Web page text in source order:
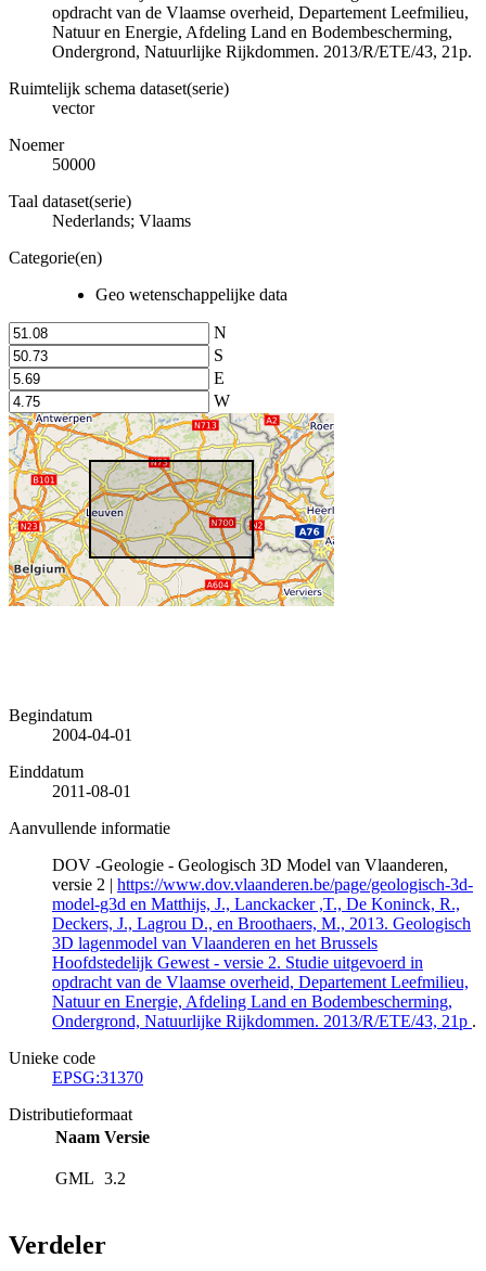
opdracht van de Vlaamse overheid, Departement Leefmilieu,
Natuur en Energie, Afdeling Land en Bodembescherming,
Ondergrond, Natuurlijke Rijkdommen. 2013/R/ETE/43, 21p.
Ruimtelijk schema dataset(serie)
vector
Noemer
50000
Taal dataset(serie)
Nederlands; Vlaams
Categorie(en)
Geo wetenschappelijke data
N
S
E
W
Begindatum
2004-04-01
Einddatum
2011-08-01
Aanvullende informatie
DOV -Geologie - Geologisch 3D Model van Vlaanderen,
versie 2 | https://www.dov.vlaanderen.be/page/geologisch-3d-
model-g3d en Matthijs, J., Lanckacker ,T., De Koninck, R.,
Deckers, J., Lagrou D., en Broothaers, M., 2013. Geologisch
3D lagenmodel van Vlaanderen en het Brussels
Hoofdstedelijk Gewest - versie 2. Studie uitgevoerd in
opdracht van de Vlaamse overheid, Departement Leefmilieu,
Natuur en Energie, Afdeling Land en Bodembescherming,
Ondergrond, Natuurlijke Rijkdommen. 2013/R/ETE/43, 21p .
Unieke code
EPSG:31370
Distributieformaat
Naam Versie
GML 3.2
Verdeler